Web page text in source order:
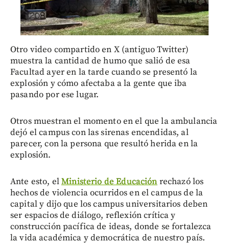
Otro video compartido en X (antiguo Twitter)
muestra la cantidad de humo que salió de esa
Facultad ayer en la tarde cuando se presentó la
explosión y cómo afectaba a la gente que iba
pasando por ese lugar.
Otros muestran el momento en el que la ambulancia
dejó el campus con las sirenas encendidas, al
parecer, con la persona que resultó herida en la
explosión.
Ante esto, elMinisterio de Educación rechazó los
hechos de violencia ocurridos en el campus de la
capital y dijo que los campus universitarios deben
ser espacios de diálogo, reflexión crítica y
construcción pacífica de ideas, donde se fortalezca
la vida académica y democrática de nuestro país.